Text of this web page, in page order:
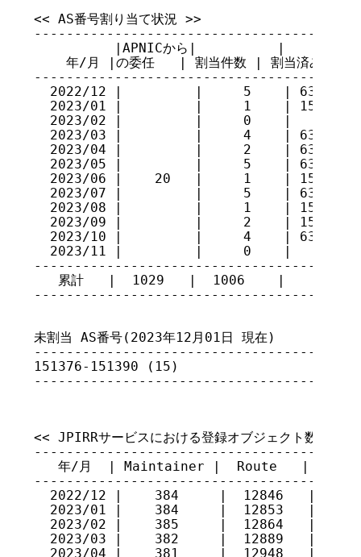
<< AS番号割り当て状況 >>
|APNICから|          |
年/月 |の委任   | 割当件数 | 割当済み
2022/12 |         |     5    | 63797,
2023/01 |         |     1    | 150358
2023/02 |         |     0    |
2023/03 |         |     4    | 63799,
2023/04 |         |     2    | 63800,
2023/05 |         |     5    | 63801,
2023/06 |    20   |     1    | 150366
2023/07 |         |     5    | 63803,
2023/08 |         |     1    | 150369
2023/09 |         |     2    |
2023/10 |         |     4    | 63806,
2023/11 |         |     0    |
   累計   |  1029   |  1006    |
未割当 AS番号(2023年12月01日 現在)
151376-151390 (15)
<< JPIRRサービスにおける登録オブジェクト数 >>
年/月  | Maintainer |  Route   |
2022/12 |    384     |  12846   |
2023/01 |    384     |  12853   |
2023/02 |    385     |  12864   |
2023/03 |    382     |  12889   |
2023/04 |    381     |  12948   |